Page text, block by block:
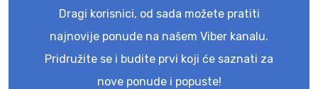
Dragi korisnici, od sada možete pratiti
najnovije ponude na našem Viber kanalu.
Pridružite se i budite prvi koji će saznati za
nove ponude i popuste!